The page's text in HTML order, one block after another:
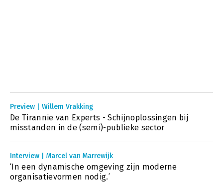
Preview | Willem Vrakking
De Tirannie van Experts - Schijnoplossingen bij
misstanden in de (semi)-publieke sector
Interview | Marcel van Marrewijk
‘In een dynamische omgeving zijn moderne
organisatievormen nodig.’